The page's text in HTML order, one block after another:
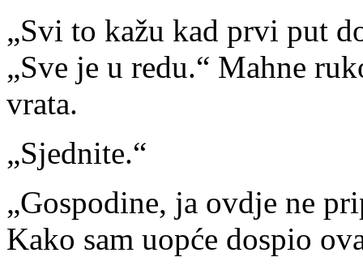
„Svi to kažu kad prvi put
„Sve je u redu.“ Mahne
vrata.
„Sjednite.“
„Gospodine, ja ovdje ne
Kako sam uopće dospio